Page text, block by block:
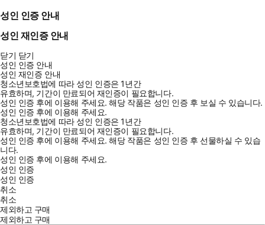
성인 인증 안내
성인 재인증 안내
닫기 닫기
성인 인증 안내
성인 재인증 안내
청소년보호법에 따라 성인 인증은 1년간
유효하며, 기간이 만료되어 재인증이 필요합니다.
성인 인증 후에 이용해 주세요.해당 작품은 성인 인증 후 보실 수 있습니다.
성인 인증 후에 이용해 주세요.
청소년보호법에 따라 성인 인증은 1년간
유효하며, 기간이 만료되어 재인증이 필요합니다.
성인 인증 후에 이용해 주세요.해당 작품은 성인 인증 후 선물하실 수 있습
니다.
성인 인증 후에 이용해 주세요.
성인 인증
성인 인증
취소
취소
제외하고 구매
제외하고 구매